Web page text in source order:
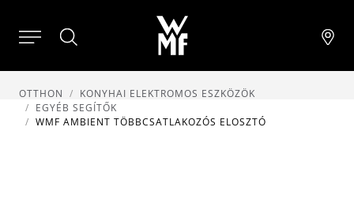
OTTHON
KONYHAI ELEKTROMOS ESZKÖZÖK
EGYÉB SEGÍTŐK
WMF AMBIENT TÖBBCSATLAKOZÓS ELOSZTÓ